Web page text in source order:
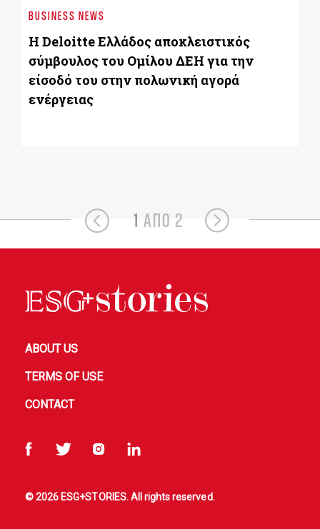
BUSINESS NEWS
Η Deloitte Ελλάδος αποκλειστικός
σύμβουλος του Ομίλου ΔΕΗ για την
είσοδό του στην πολωνική αγορά
ενέργειας
1 ΑΠΟ 2
ABOUT US
TERMS OF USE
CONTACT
© 2026 ESG+STORIES. All rights reserved.